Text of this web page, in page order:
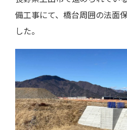
備工事にて、 橋台周囲の法面
した。